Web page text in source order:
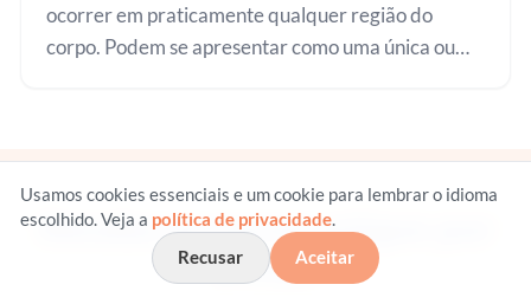
ocorrer em praticamente qualquer região do
corpo. Podem se apresentar como uma única ou
Receba os novos artigos por
e-mail
Usamos cookies essenciais e um cookie para lembrar o idioma
escolhido. Veja a política de privacidade.
Recusar
Aceitar